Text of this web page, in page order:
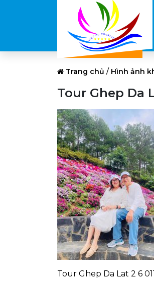
Trang chủ / Hình ảnh
Tour Ghep Da
Tour Ghep Da Lat 2 6